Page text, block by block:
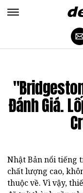
Đánh Giá.
Nhật Bản nổi tiếng
chất lượng cao,
thuộc về. Vì vậy,